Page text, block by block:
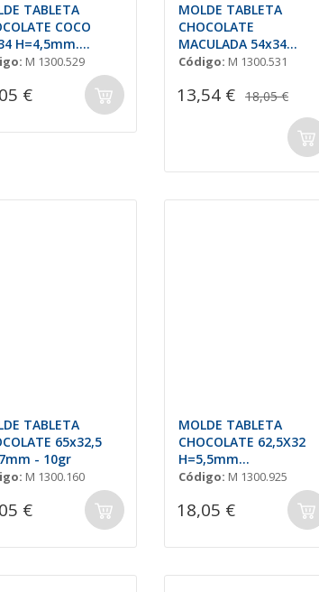
TABLETA
COCO
H=4,5mm.
M 1300.529
€
MOLDE TABLETA
CHOCOLATE
MACULADA 54x34
H=4,5mm. 3x4und.9gr
Código: M 1300.531
13,54 € 18,05 €
TABLETA
65x32,5
- 10gr
M 1300.160
€
MOLDE TABLETA
CHOCOLATE 62,5X32
H=5,5mm
4x3und.11,5gr
Código: M 1300.925
18,05 €